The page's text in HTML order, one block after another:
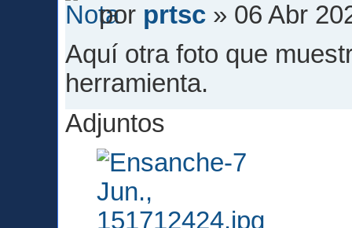
por prtsc » 06 Abr
Aquí otra foto que
herramienta.
Adjuntos